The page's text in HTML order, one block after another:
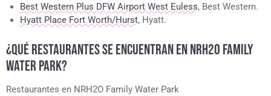
Best Western Plus DFW Airport West Euless, Best Western.
Hyatt Place Fort Worth/Hurst, Hyatt.
¿QUÉ RESTAURANTES SE ENCUENTRAN EN NRH2O FAMILY
WATER PARK?
Restaurantes en NRH2O Family Water Park